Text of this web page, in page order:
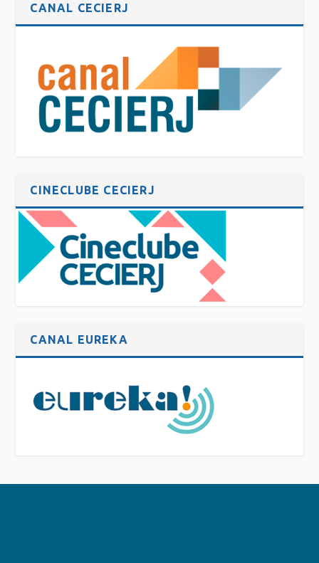
CANAL CECIERJ
CINECLUBE CECIERJ
CANAL EUREKA